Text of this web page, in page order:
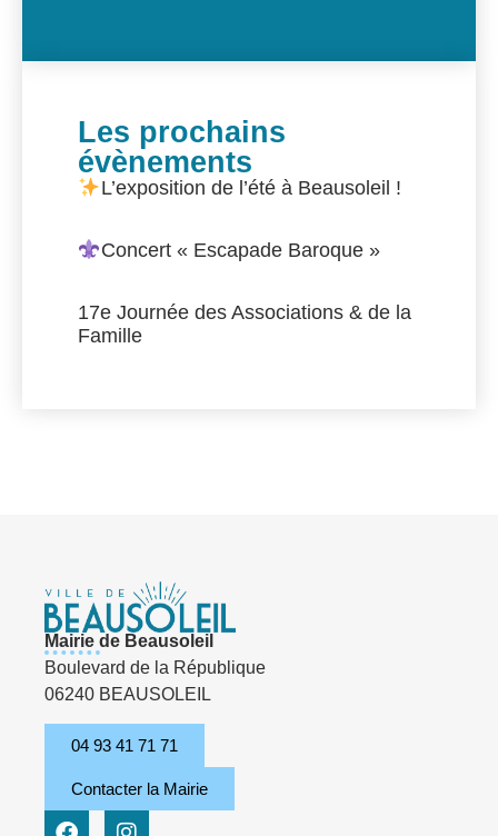
Les prochains
évènements
L’exposition de l’été à Beausoleil !
Concert « Escapade Baroque »
17e Journée des Associations & de la
Famille
Mairie de Beausoleil
Boulevard de la République
06240 BEAUSOLEIL
04 93 41 71 71
Contacter la Mairie